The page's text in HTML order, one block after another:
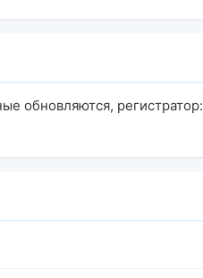
обновляются, регистратор: